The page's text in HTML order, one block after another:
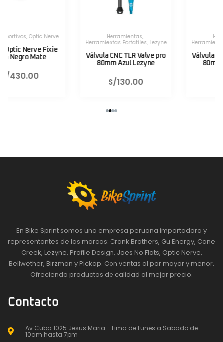
Herramientas
Lezyne
Válvula CNC TLR Valve pro
Herramientas Portatiles
Lezyne
Válvula CNC TLR Valve pro
80mm Rojo Lezyne
En Bike Sprint somos una empresa peruana importadora y
representantes de las marcas: Crank Brothers, Gu Energy, Cane
Creek, Lezyne, Profile Design, Joes No Flats, Optic Nerve,
Bellwether, Birzman y Pickap. Con ventas al por mayor y menor.
Ofreciendo productos de calidad al mejor precio.
Contacto
Av Cuba 1025 Jesus Maria – Lima de Lunes a Sabado de
10am hasta 7pm